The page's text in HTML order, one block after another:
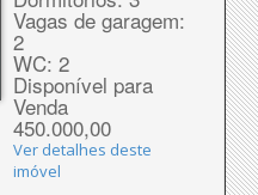
Vagas de garagem:
2
WC: 2
Disponível para
Venda
450.000,00
Ver detalhes deste
imóvel